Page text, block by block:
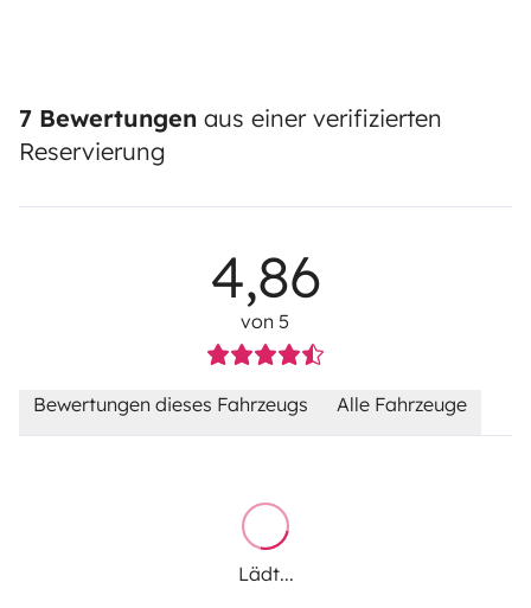
7 Bewertungen aus einer verifizierten
Reservierung
4,86
von 5
Bewertungen dieses Fahrzeugs Alle Fahrzeuge
Lädt...